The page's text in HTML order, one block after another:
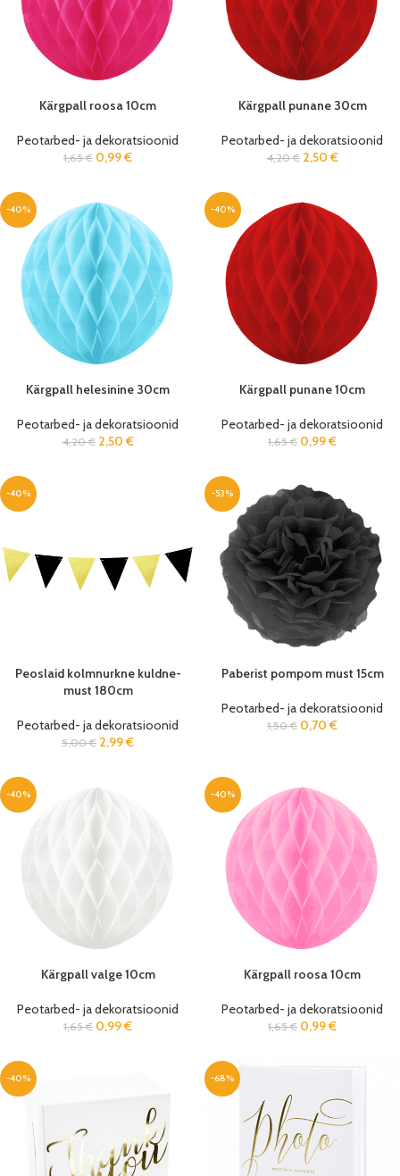
Kärgpall roosa 10cm
Peotarbed- ja dekoratsioonid
1,65€ 0,99€
Kärgpall punane 30cm
Peotarbed- ja dekoratsioonid
4,20€ 2,50 €
-40%
Kärgpall helesinine 30cm
Peotarbed- ja dekoratsioonid
4,20€ 2,50 €
-40%
Kärgpall punane 10cm
Peotarbed- ja dekoratsioonid
1,65€ 0,99€
-40%
Peoslaid kolmnurkne kuldne-
must 180cm
Peotarbed- ja dekoratsioonid
5,00€ 2,99€
-53%
Paberist pompom must 15cm
Peotarbed- ja dekoratsioonid
1,50€ 0,70 €
-40%
Kärgpall valge 10cm
Peotarbed- ja dekoratsioonid
1,65€ 0,99€
-40%
Kärgpall roosa 10cm
Peotarbed- ja dekoratsioonid
1,65€ 0,99€
-40% -68%